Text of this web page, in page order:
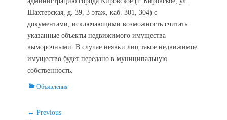
Шахтерская, д. 39, 3 этаж, каб. 301, 304) с
документами, исключающими возможность считать
указанные объекты недвижимого имущества
выморочными. В случае неявки лиц такое недвижимое
имущество будет передано в муниципальную
собственность.
Categories
Объявления
Навигация
← Previous